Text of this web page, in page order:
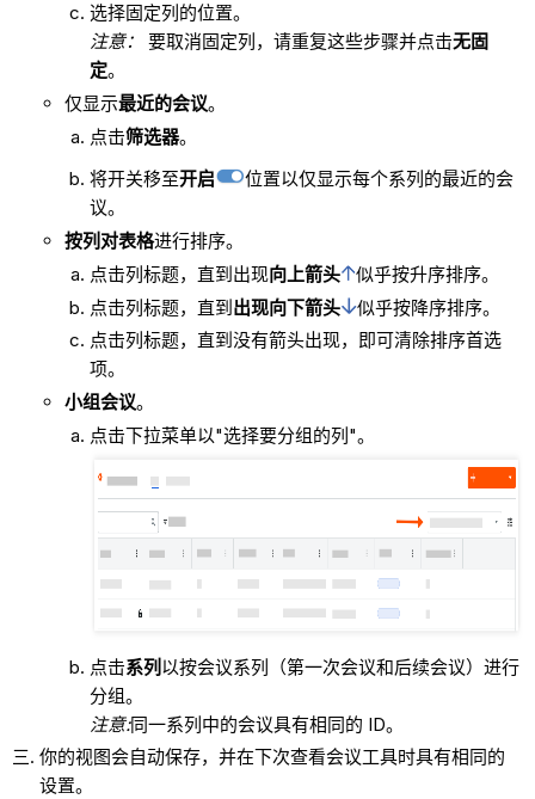
选择固定列的位置。
注意： 要取消固定列，请重复这些步骤并点击无固
定。
仅显示最近的会议。
点击筛选器。
将开关移至开启
位置以仅显示每个系列的最近的会
议。
按列对表格进行排序。
点击列标题，直到出现向上箭头
似乎按升序排序。
点击列标题，直到出现向下箭头
似乎按降序排序。
点击列标题，直到没有箭头出现，即可清除排序首选
项。
小组会议。
点击下拉菜单以"选择要分组的列"。
点击系列 以按会议系列（第一次会议和后续会议）进行
分组。
注意:同一系列中的会议具有相同的 ID。
你的视图会自动保存，并在下次查看会议工具时具有相同的
设置。